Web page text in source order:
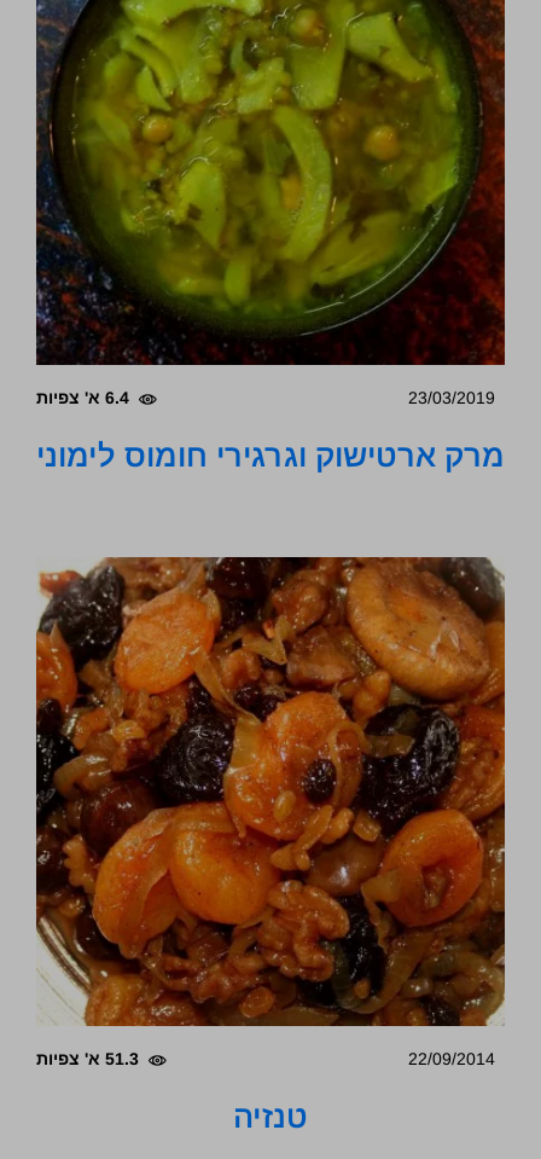
23/03/2019 6.4 א' צפיות
מרק ארטישוק וגרגירי חומוס לימוני
22/09/2014 51.3 א' צפיות
טנזיה